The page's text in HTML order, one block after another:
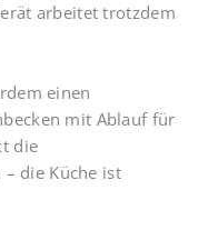
arbeitet trotzdem
einen
mit Ablauf für
die
die Küche ist